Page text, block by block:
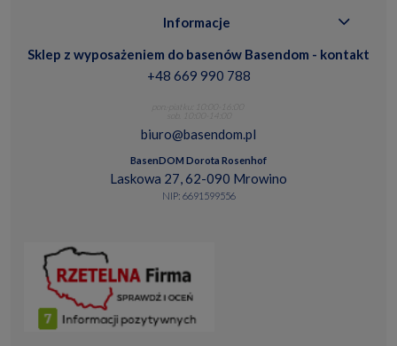
Informacje
Sklep z wyposażeniem do basenów Basendom - kontakt
+48 669 990 788
biuro@basendom.pl
BasenDOM Dorota Rosenhof
Laskowa 27, 62-090 Mrowino
NIP: 6691599556